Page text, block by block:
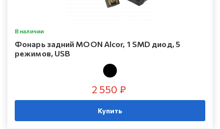
В наличии
Фонарь задний MOON Alcor, 1 SMD диод, 5
режимов, USB
2 550 ₽
Купить